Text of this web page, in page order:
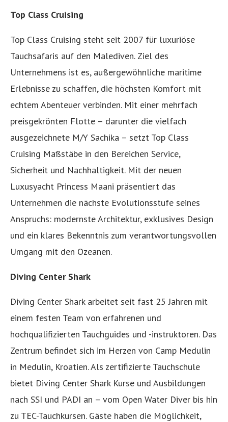
Top Class Cruising
Top Class Cruising steht seit 2007 für luxuriöse
Tauchsafaris auf den Malediven. Ziel des
Unternehmens ist es, außergewöhnliche maritime
Erlebnisse zu schaffen, die höchsten Komfort mit
echtem Abenteuer verbinden. Mit einer mehrfach
preisgekrönten Flotte – darunter die vielfach
ausgezeichnete M/Y Sachika – setzt Top Class
Cruising Maßstäbe in den Bereichen Service,
Sicherheit und Nachhaltigkeit. Mit der neuen
Luxusyacht Princess Maani präsentiert das
Unternehmen die nächste Evolutionsstufe seines
Anspruchs: modernste Architektur, exklusives Design
und ein klares Bekenntnis zum verantwortungsvollen
Umgang mit den Ozeanen.
Diving Center Shark
Diving Center Shark arbeitet seit fast 25 Jahren mit
einem festen Team von erfahrenen und
hochqualifizierten Tauchguides und -instruktoren. Das
Zentrum befindet sich im Herzen von Camp Medulin
in Medulin, Kroatien. Als zertifizierte Tauchschule
bietet Diving Center Shark Kurse und Ausbildungen
nach SSI und PADI an – vom Open Water Diver bis hin
zu TEC-Tauchkursen. Gäste haben die Möglichkeit,